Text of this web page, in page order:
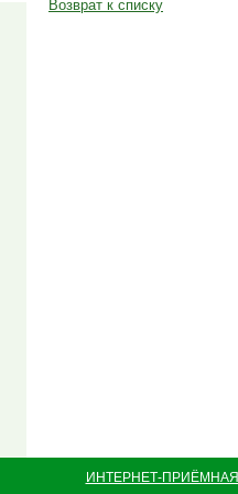
Возврат к списку
ИНТЕРНЕТ-ПРИЁМНАЯ